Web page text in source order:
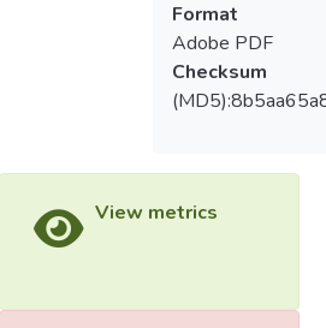
Format
Adobe PDF
Checksum
View metrics